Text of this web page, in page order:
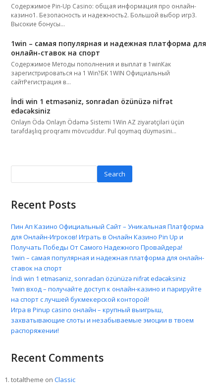
Содержимое Pin-Up Casino: общая информация про онлайн-
казино1. Безопасность и надежность2. Большой выбор игр3.
Высокие бонусы…
1win – самая популярная и надежная платформа для
онлайн-ставок на спорт
Содержимое Методы пополнения и выплат в 1winКак
зарегистрироваться на 1 Win?БК 1WIN Официальный
сайтРегистрация в…
İndi win 1 etməsəniz, sonradan özünüzə nifrət
edəcəksiniz
Onlayn Ödə Onlayn Ödəmə Sistemi 1Win AZ ziyarətçiləri üçün
tərəfdaşlıq proqramı mövcuddur. Pul qoymaq düyməsini…
Search
Recent Posts
Пин Ап Казино Официальный Сайт – Уникальная Платформа
для Онлайн-Игроков! Играть в Онлайн Казино Pin Up и
Получать Победы От Самого Надежного Провайдера!
1win – самая популярная и надежная платформа для онлайн-
ставок на спорт
İndi win 1 etməsəniz, sonradan özünüzə nifrət edəcəksiniz
1win вход – получайте доступ к онлайн-казино и парируйте
на спорт с лучшей букмекерской конторой!
Игра в Pinup casino онлайн – крупный выигрыш,
захватывающие слоты и незабываемые эмоции в твоем
распоряжении!
Recent Comments
totaltheme onClassic